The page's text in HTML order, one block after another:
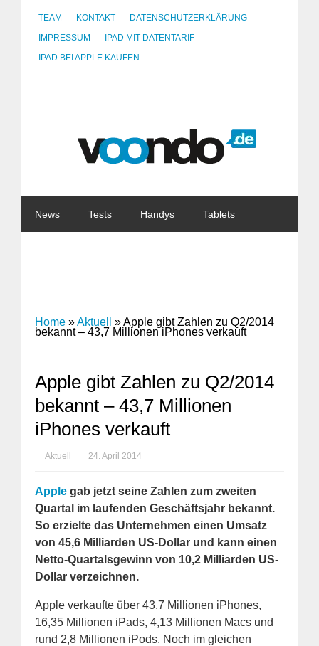
TEAM KONTAKT
DATENSCHUTZERKLÄRUNG
IMPRESSUM
IPAD MIT DATENTARIF
IPAD BEI APPLE KAUFEN
News Tests Handys Tablets
Home »Aktuell »Apple gibt Zahlen zu Q2/2014
bekannt – 43,7 Millionen iPhones verkauft
Apple gibt Zahlen zu Q2/2014
bekannt – 43,7 Millionen
iPhones verkauft
Aktuell 24. April 2014
Apple gab jetzt seine Zahlen zum zweiten
Quartal im laufenden Geschäftsjahr bekannt.
So erzielte das Unternehmen einen Umsatz
von 45,6 Milliarden US-Dollar und kann einen
Netto-Quartalsgewinn von 10,2 Milliarden US-
Dollar verzeichnen.
Apple verkaufte über 43,7 Millionen iPhones,
16,35 Millionen iPads, 4,13 Millionen Macs und
rund 2,8 Millionen iPods. Noch im gleichen